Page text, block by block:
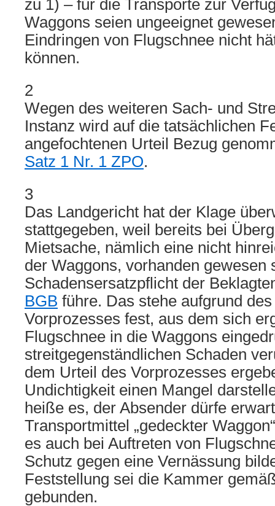
zu 1) – für die Transporte zur
Waggons seien ungeeignet
Eindringen von Flugschnee nicht
können.
2
Wegen des weiteren Sach- und
Instanz wird auf die tatsächlichen
angefochtenen Urteil Bezug
Satz 1 Nr. 1 ZPO.
3
Das Landgericht hat der Klage
stattgegeben, weil bereits bei
Mietsache, nämlich eine nicht
der Waggons, vorhanden gewesen
Schadensersatzpflicht der
BGB führe. Das stehe aufgrund
Vorprozesses fest, aus dem sich
Flugschnee in die Waggons
streitgegenständlichen Schaden
dem Urteil des Vorprozesses
Undichtigkeit einen Mangel
heiße es, der Absender dürfe
Transportmittel „gedeckter
es auch bei Auftreten von
Schutz gegen eine Vernässung
Feststellung sei die Kammer
gebunden.